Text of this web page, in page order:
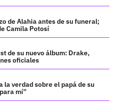
de Alahia antes de su funeral;
Camila Potosí
de su nuevo álbum: Drake,
oficiales
la verdad sobre el papá de su
mí”